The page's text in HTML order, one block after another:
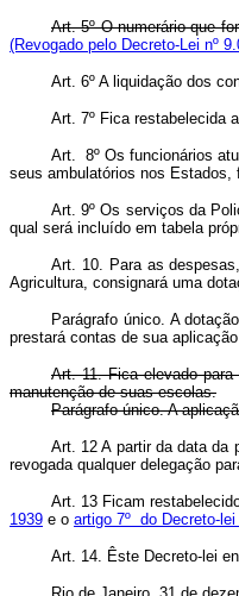
Art. 5º O numerário que
(Revogado pelo Decreto-Lei nº
Art. 6º A liquidação dos
Art. 7º Fica restabelecida
Art. 8º Os funcionários
seus ambulatórios nos Estados,
Art. 9º Os serviços da
qual será incluído em tabela
Art. 10. Para as
Agricultura, consignará uma
Parágrafo único. A
prestará contas de sua
Art. 11. Fica elevado
manutenção de suas escolas.
Parágrafo único. A
Art. 12 A partir da data da
revogada qualquer delegação
Art. 13 Ficam
1939 e o artigo 7º do Decreto-
Art. 14. Êste Decreto-lei